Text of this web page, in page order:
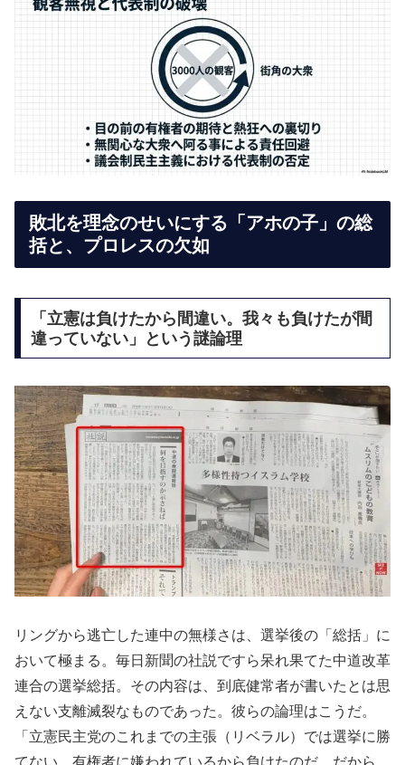
敗北を理念のせいにする「アホの子」の総
括と、プロレスの欠如
「立憲は負けたから間違い。我々も負けたが間
違っていない」という謎論理
リングから逃亡した連中の無様さは、選挙後の「総括」に
おいて極まる。毎日新聞の社説ですら呆れ果てた中道改革
連合の選挙総括。その内容は、到底健常者が書いたとは思
えない支離滅裂なものであった。彼らの論理はこうだ。
「立憲民主党のこれまでの主張（リベラル）では選挙に勝